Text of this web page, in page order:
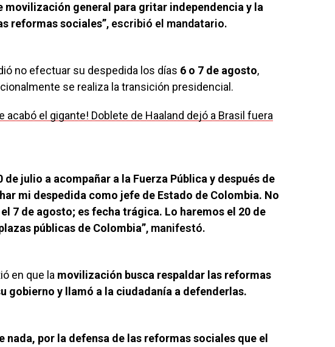
movilización general para gritar independencia y la
reformas sociales”, escribió el mandatario.
no efectuar su despedida los días 6 o 7 de agosto,
se realiza la transición presidencial.
acabó el gigante! Doblete de Haaland dejó a Brasil fuera
de julio a acompañar a la Fuerza Pública y después de
mi despedida como jefe de Estado de Colombia. No
el 7 de agosto; es fecha trágica. Lo haremos el 20 de
públicas de Colombia”, manifestó.
en que la movilización busca respaldar las reformas
gobierno y llamó a la ciudadanía a defenderlas.
nada, por la defensa de las reformas sociales que el